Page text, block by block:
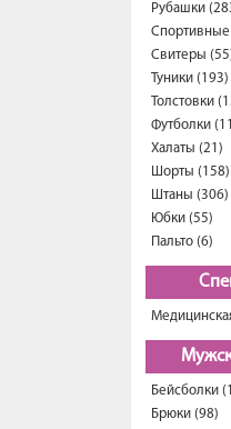
Рубашки
Свитеры
Туники (193)
Толстовки
Футболки
Халаты (21)
Шорты (158)
Штаны (306)
Юбки (55)
Пальто (6)
Бейсболки
Брюки (98)